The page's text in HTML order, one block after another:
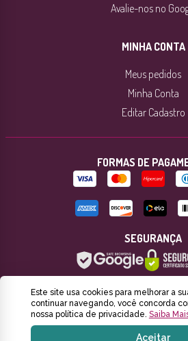
Avalie-nos no
MINHA CONTA
Meus pedidos
Minha Conta
Editar Cadastro
FORMAS DE
SEGURANÇA
Yamuna Artesanal Fábrica de Produtos Naturais 2022. © C.N.P.J
Florianópolis / SC - BR
Este site usa cookies para melhorar a
continuar navegando, você concorda
nossa política de privacidade. Saiba
Aceitar